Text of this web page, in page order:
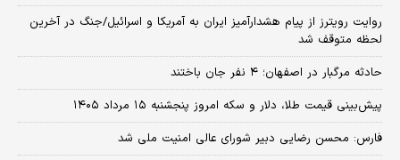
روایت رویترز از پیام هشدارآمیز ایران به آمریکا و اسرائیل/جنگ در آخرین
لحظه متوقف شد
حادثه مرگبار در اصفهان؛ ۴ نفر جان باختند
پیش‌بینی قیمت طلا، دلار و سکه امروز پنجشنبه ۱۵ مرداد ۱۴۰۵
فارس: محسن رضایی دبیر شورای عالی امنیت ملی شد